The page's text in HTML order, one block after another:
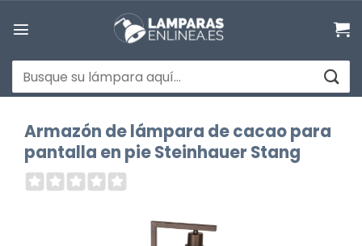
Buscar
por:
Armazón de lámpara de cacao para
pantalla en pie Steinhauer Stang